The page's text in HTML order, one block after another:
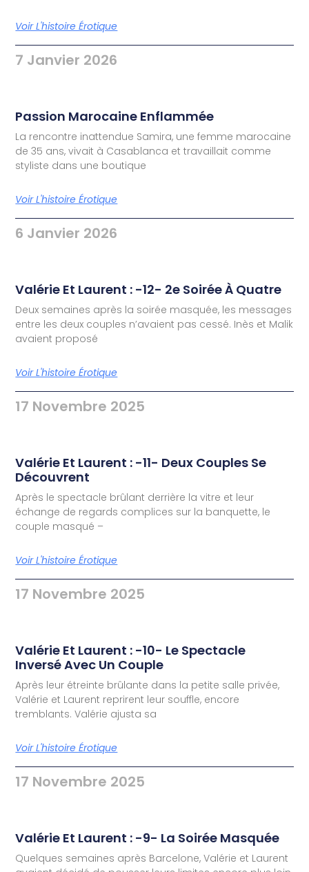
Voir L'histoire Érotique
7 Janvier 2026
Passion Marocaine Enflammée
La rencontre inattendue Samira, une femme marocaine
de 35 ans, vivait à Casablanca et travaillait comme
styliste dans une boutique
Voir L'histoire Érotique
6 Janvier 2026
Valérie Et Laurent : -12- 2e Soirée À Quatre
Deux semaines après la soirée masquée, les messages
entre les deux couples n’avaient pas cessé. Inès et Malik
avaient proposé
Voir L'histoire Érotique
17 Novembre 2025
Valérie Et Laurent : -11- Deux Couples Se
Découvrent
Après le spectacle brûlant derrière la vitre et leur
échange de regards complices sur la banquette, le
couple masqué –
Voir L'histoire Érotique
17 Novembre 2025
Valérie Et Laurent : -10- Le Spectacle
Inversé Avec Un Couple
Après leur étreinte brûlante dans la petite salle privée,
Valérie et Laurent reprirent leur souffle, encore
tremblants. Valérie ajusta sa
Voir L'histoire Érotique
17 Novembre 2025
Valérie Et Laurent : -9- La Soirée Masquée
Quelques semaines après Barcelone, Valérie et Laurent